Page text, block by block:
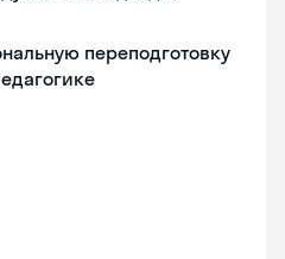
переподготовку